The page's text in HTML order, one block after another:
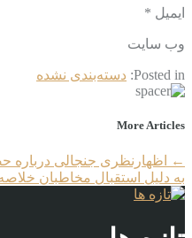
ایمیل *
وب‌ سایت
Posted in: دسته‌بندی نشده
More Articles
←
اظهارنظری جنجالی
به دلیل استقبال مخاطبان